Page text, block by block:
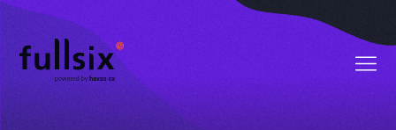
Quem Somos